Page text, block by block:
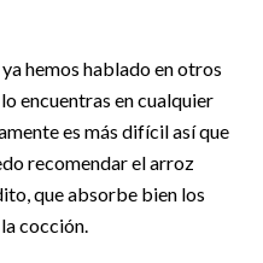
hemos hablado en otros
encuentras en cualquier
es más difícil así que
recomendar el arroz
que absorbe bien los
cocción.